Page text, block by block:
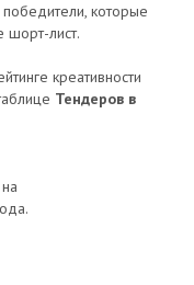
которые
шорт-лист.
креативности
Тендеров в